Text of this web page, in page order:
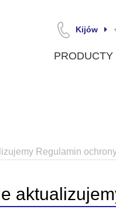
Kijów
PRODUCTY
Regulamin